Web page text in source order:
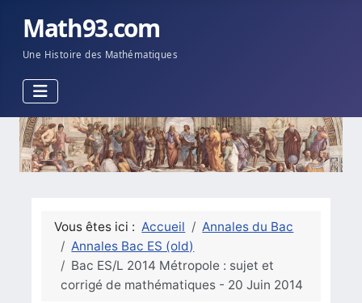
Math93.com
Une Histoire des Mathématiques
Vous êtes ici : Accueil
Annales du Bac
Annales Bac ES (old)
Bac ES/L 2014 Métropole : sujet et
corrigé de mathématiques - 20 Juin 2014